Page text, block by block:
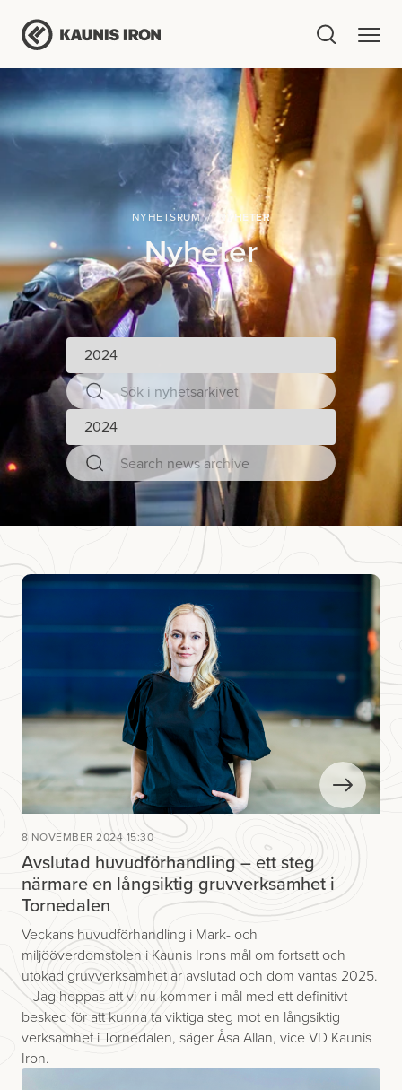
NYHETSRUM NYHETER
Nyheter
8 NOVEMBER 2024 15:30
Avslutad huvudförhandling – ett steg
närmare en långsiktig gruvverksamhet i
Tornedalen
Veckans huvudförhandling i Mark- och
miljööverdomstolen i Kaunis Irons mål om fortsatt och
utökad gruvverksamhet är avslutad och dom väntas 2025.
– Jag hoppas att vi nu kommer i mål med ett definitivt
besked för att kunna ta viktiga steg mot en långsiktig
verksamhet i Tornedalen, säger Åsa Allan, vice VD Kaunis
Iron.